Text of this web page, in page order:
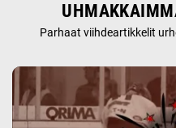
Parhaat viihdeartikkelit